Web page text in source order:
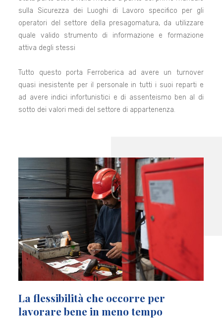
sulla Sicurezza dei Luoghi di Lavoro specifico per gli
operatori del settore della presagomatura, da utilizzare
quale valido strumento di informazione e formazione
attiva degli stessi
Tutto questo porta Ferroberica ad avere un turnover
quasi inesistente per il personale in tutti i suoi reparti e
ad avere indici infortunistici e di assenteismo ben al di
sotto dei valori medi del settore di appartenenza.
La flessibilità che occorre per
lavorare bene in meno tempo